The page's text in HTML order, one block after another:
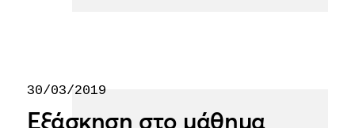
30/03/2019